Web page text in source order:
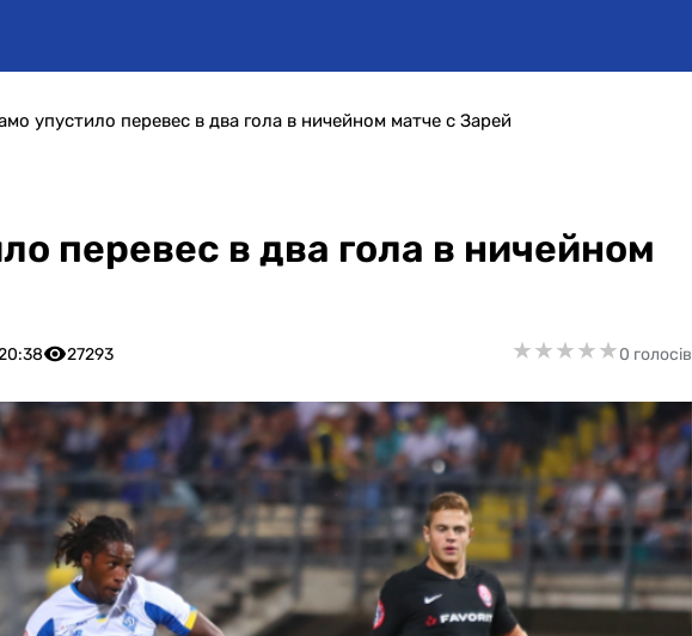
упустило перевес в два гола в ничейном матче с Зарей
перевес в два гола в ничейном
27293 ★★★★★
★★★★★0 голосів